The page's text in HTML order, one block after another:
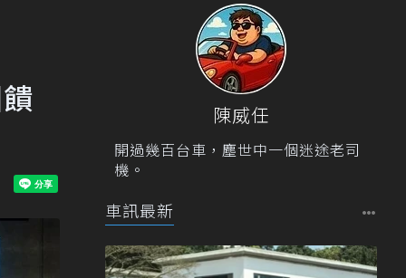
陳威任
開過幾百台車，塵世中一個迷途老司
機。
車訊最新